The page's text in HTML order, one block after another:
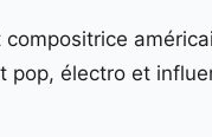
pop, électro et